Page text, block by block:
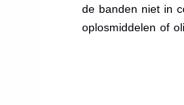
de banden niet in
oplosmiddelen of